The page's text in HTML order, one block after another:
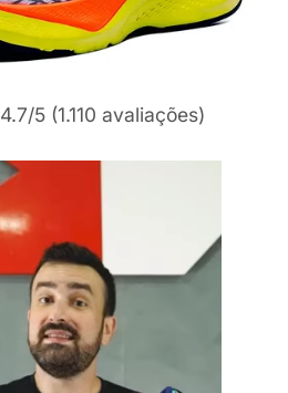
4.7/5 (1.110 avaliações)